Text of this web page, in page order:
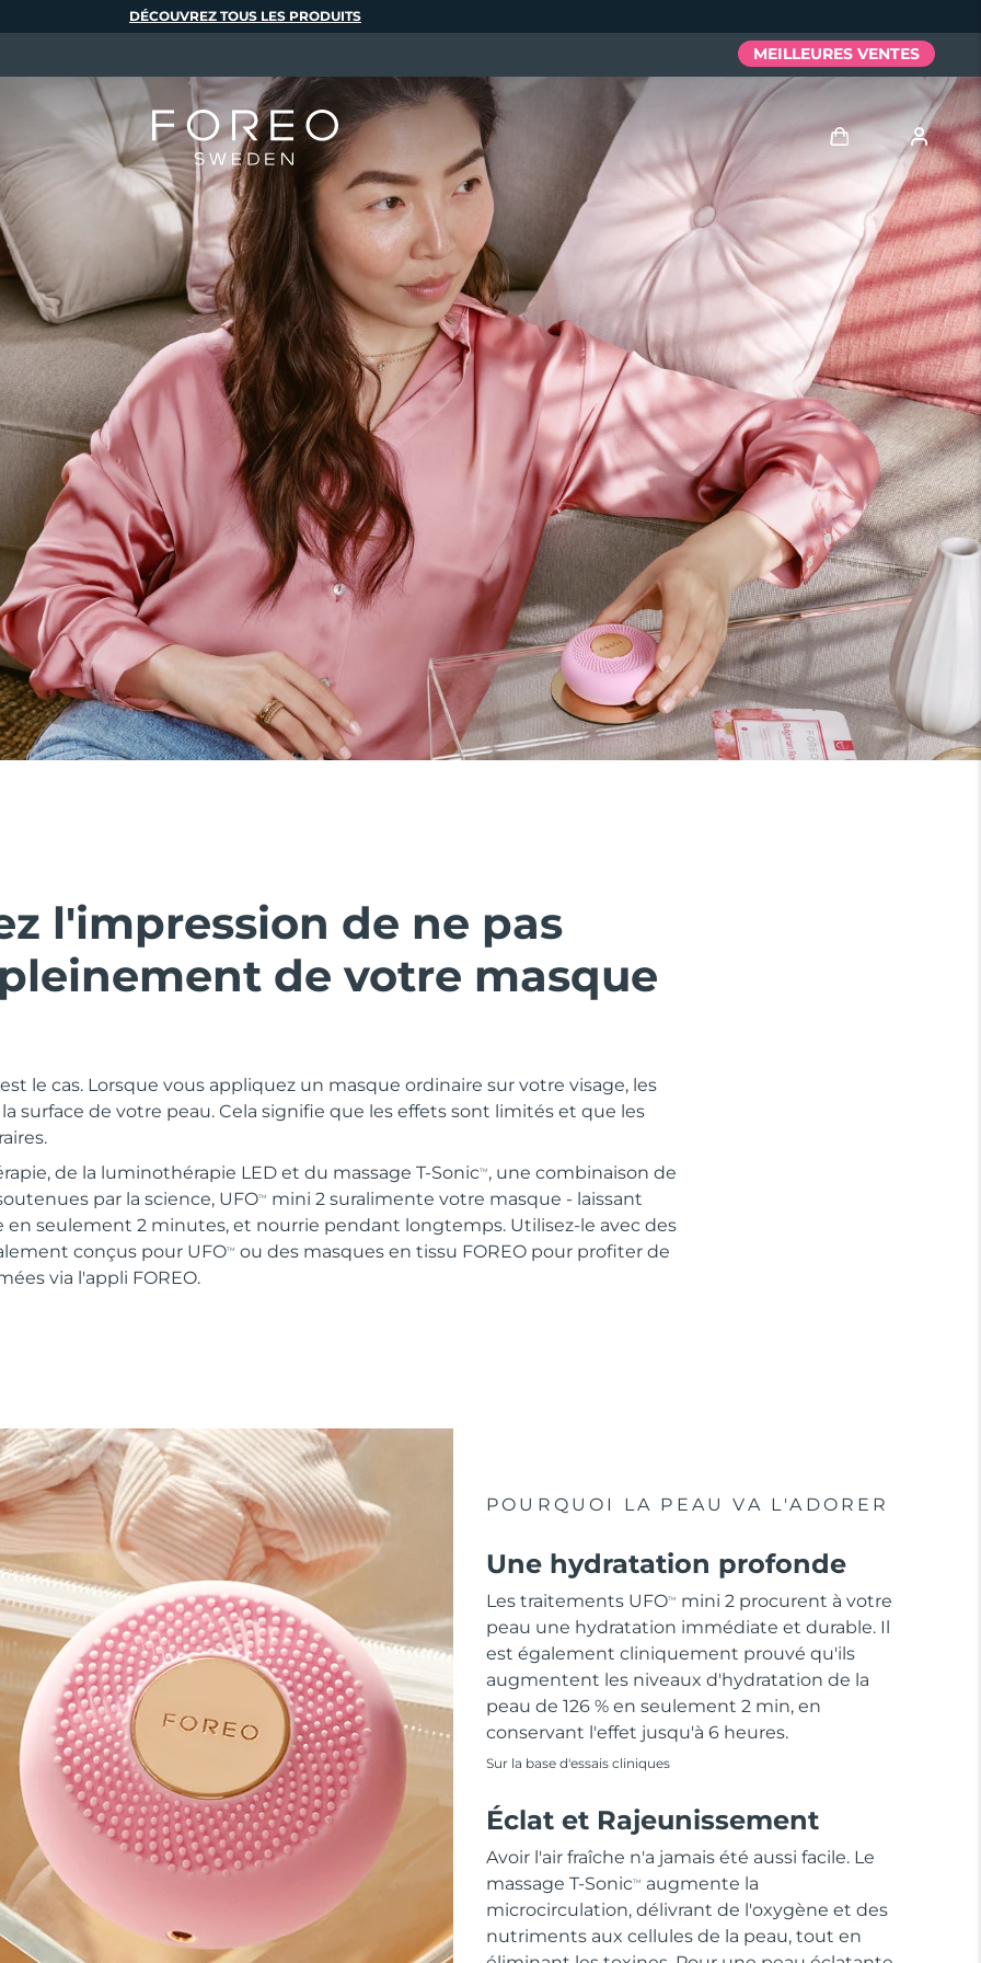
l'impression de ne pas
de votre masque
le cas. Lorsque vous appliquez un masque ordinaire sur votre visage, les
surface de votre peau. Cela signifie que les effets sont limités et que les
de la luminothérapie LED et du massage T-SonicTM , une combinaison de
par la science, UFOTM
mini 2 suralimente votre masque - laissant
en seulement 2 minutes, et nourrie pendant longtemps. Utilisez-le avec des
conçus pour UFOTM
ou des masques en tissu FOREO pour profiter de
via l'appli FOREO.
POURQUOI LA PEAU VA L'ADORER
Une hydratation profonde
Les traitements UFOTM
mini 2 procurent à votre
peau une hydratation immédiate et durable. Il
est également cliniquement prouvé qu'ils
augmentent les niveaux d'hydratation de la
peau de 126 % en seulement 2 min, en
conservant l'effet jusqu'à 6 heures.
Sur la base d'essais cliniques
Éclat et Rajeunissement
Avoir l'air fraîche n'a jamais été aussi facile. Le
massage T-SonicTM
augmente la
microcirculation, délivrant de l'oxygène et des
nutriments aux cellules de la peau, tout en
DÉCOUVREZ TOUS LES PRODUITS
MEILLEURES VENTES
Se connecter
Profil de l'utilisateur
Mes appareils
Mes commandes
Mes adresses
Mes abonnements